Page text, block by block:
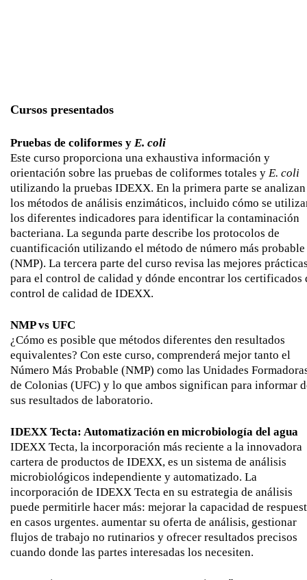
Cursos presentados
Pruebas de coliformes y E. coli
Este curso proporciona una exhaustiva información y
orientación sobre las pruebas de coliformes totales y E. coli
utilizando la pruebas IDEXX. En la primera parte se analizan
los métodos de análisis enzimáticos, incluido cómo se
los diferentes indicadores para identificar la contaminación
bacteriana. La segunda parte describe los protocolos de
cuantificación utilizando el método de número más probable
(NMP). La tercera parte del curso revisa las mejores
para el control de calidad y dónde encontrar los certificados
control de calidad de IDEXX.
NMP vs UFC
¿Cómo es posible que métodos diferentes den resultados
equivalentes? Con este curso, comprenderá mejor tanto el
Número Más Probable (NMP) como las Unidades
de Colonias (UFC) y lo que ambos significan para informar
sus resultados de laboratorio.
IDEXX Tecta: Automatización en microbiología del agua
IDEXX Tecta, la incorporación más reciente a la innovadora
cartera de productos de IDEXX, es un sistema de análisis
microbiológicos independiente y automatizado. La
incorporación de IDEXX Tecta en su estrategia de análisis
puede permitirle hacer más: mejorar la capacidad de
en casos urgentes. aumentar su oferta de análisis, gestionar
flujos de trabajo no rutinarios y ofrecer resultados precisos
cuando donde las partes interesadas los necesiten.